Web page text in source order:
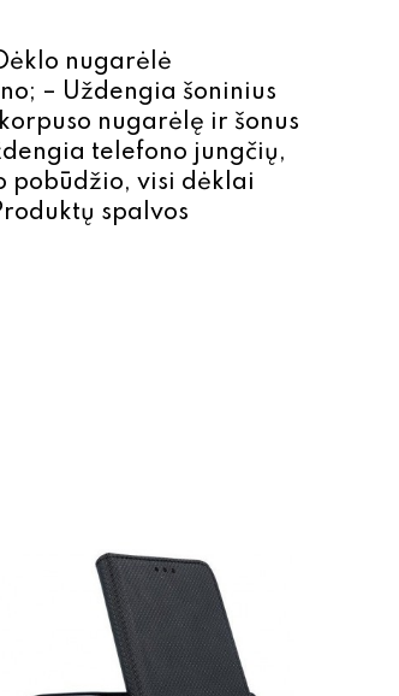
nugarėlė
– Uždengia šoninius
nugarėlę ir šonus
telefono jungčių,
pobūdžio, visi dėklai
spalvos